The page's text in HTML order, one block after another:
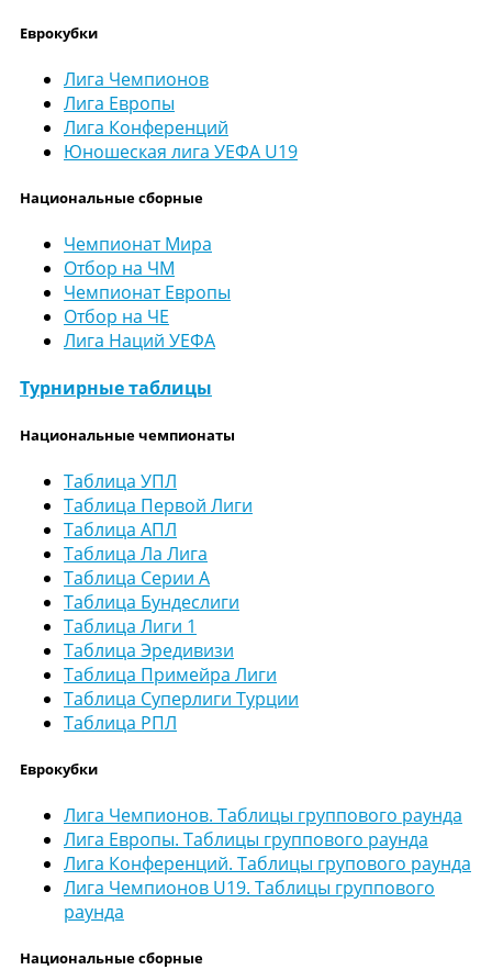
Еврокубки
Лига Чемпионов
Лига Европы
Лига Конференций
Юношеская лига УЕФА U19
Национальные сборные
Чемпионат Мира
Отбор на ЧМ
Чемпионат Европы
Отбор на ЧЕ
Лига Наций УЕФА
Турнирные таблицы
Национальные чемпионаты
Таблица УПЛ
Таблица Первой Лиги
Таблица АПЛ
Таблица Ла Лига
Таблица Серии А
Таблица Бундеслиги
Таблица Лиги 1
Таблица Эредивизи
Таблица Примейра Лиги
Таблица Суперлиги Турции
Таблица РПЛ
Еврокубки
Лига Чемпионов. Таблицы группового раунда
Лига Европы. Таблицы группового раунда
Лига Конференций. Таблицы групового раунда
Лига Чемпионов U19. Таблицы группового
раунда
Национальные сборные